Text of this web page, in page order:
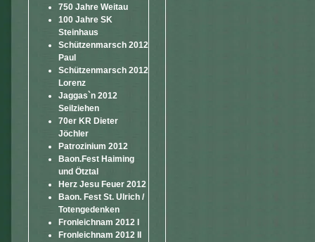
750 Jahre Weitau
100 Jahre SK
Steinhaus
Schützenmarsch 2012
Paul
Schützenmarsch 2012
Lorenz
Jaggas`n 2012
Seilziehen
70er KR Dieter
Jöchler
Patrozinium 2012
Baon.Fest Haiming
und Ötztal
Herz Jesu Feuer 2012
Baon. Fest St. Ulrich /
Totengedenken
Fronleichnam 2012 I
Fronleichnam 2012 II